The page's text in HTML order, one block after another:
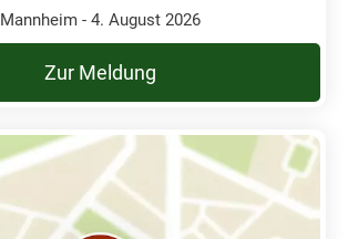
Mannheim - 4. August 2026
Zur Meldung